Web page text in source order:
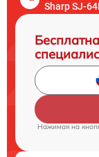
Sharp SJ-
Нажимая на